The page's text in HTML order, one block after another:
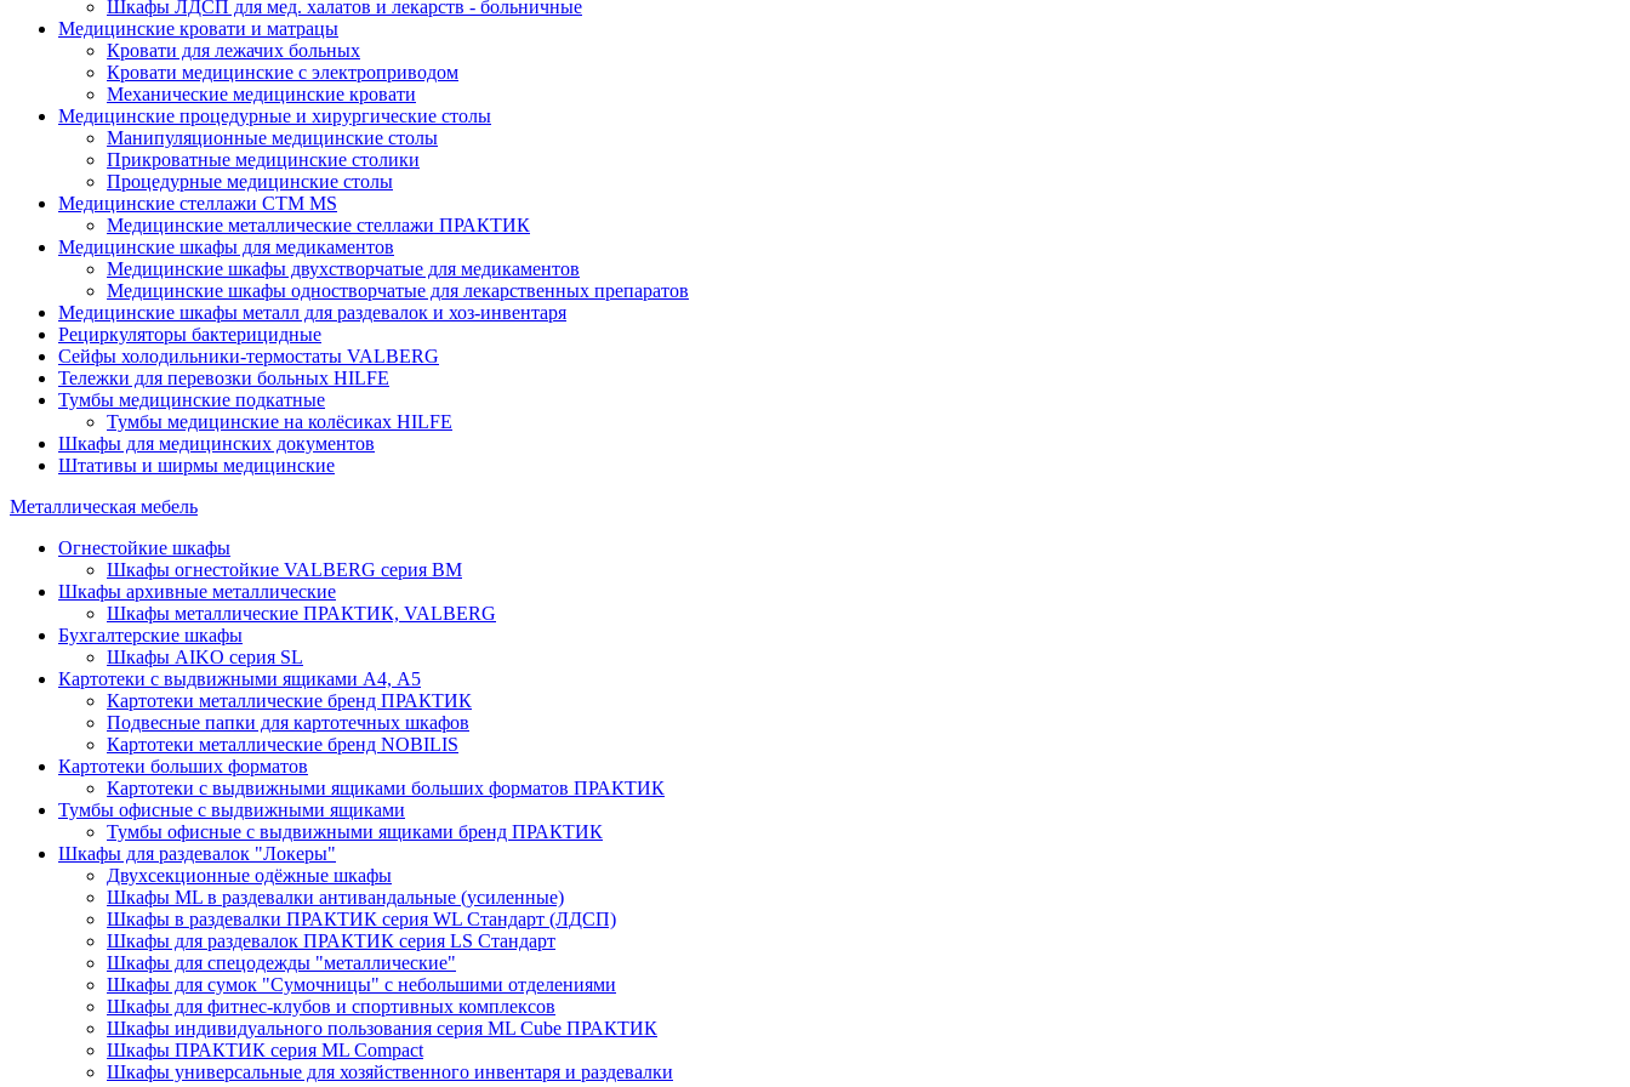
Шкафы ЛДСП для мед. халатов и лекарств - больничные
Медицинские кровати и матрацы
Кровати для лежачих больных
Кровати медицинские с электроприводом
Механические медицинские кровати
Медицинские процедурные и хирургические столы
Манипуляционные медицинские столы
Прикроватные медицинские столики
Процедурные медицинские столы
Медицинские стеллажи CTM MS
Медицинские металлические стеллажи ПРАКТИК
Медицинские шкафы для медикаментов
Медицинские шкафы двухстворчатые для медикаментов
Медицинские шкафы одностворчатые для лекарственных препаратов
Медицинские шкафы металл для раздевалок и хоз-инвентаря
Рециркуляторы бактерицидные
Сейфы холодильники-термостаты VALBERG
Тележки для перевозки больных HILFE
Тумбы медицинские подкатные
Тумбы медицинские на колёсиках HILFE
Шкафы для медицинских документов
Штативы и ширмы медицинские
Металлическая мебель
Огнестойкие шкафы
Шкафы огнестойкие VALBERG серия BM
Шкафы архивные металлические
Шкафы металлические ПРАКТИК, VALBERG
Бухгалтерские шкафы
Шкафы AIKO серия SL
Картотеки с выдвижными ящиками А4, А5
Картотеки металлические бренд ПРАКТИК
Подвесные папки для картотечных шкафов
Картотеки металлические бренд NOBILIS
Картотеки больших форматов
Картотеки с выдвижными ящиками больших форматов ПРАКТИК
Тумбы офисные с выдвижными ящиками
Тумбы офисные с выдвижными ящиками бренд ПРАКТИК
Шкафы для раздевалок "Локеры"
Двухсекционные одёжные шкафы
Шкафы ML в раздевалки антивандальные (усиленные)
Шкафы в раздевалки ПРАКТИК серия WL Стандарт (ЛДСП)
Шкафы для раздевалок ПРАКТИК серия LS Стандарт
Шкафы для спецодежды "металлические"
Шкафы для сумок "Сумочницы" с небольшими отделениями
Шкафы для фитнес-клубов и спортивных комплексов
Шкафы индивидуального пользования серия ML Cube ПРАКТИК
Шкафы ПРАКТИК серия ML Compact
Шкафы универсальные для хозяйственного инвентаря и раздевалки